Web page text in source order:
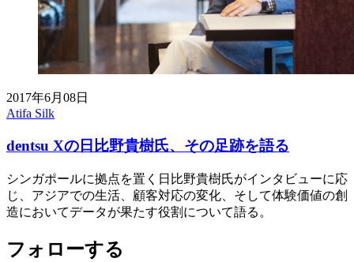
2017年6月08日
Atifa Silk
dentsu Xの日比野貴樹氏、その足跡を語る
シンガポールに拠点を置く日比野貴樹氏がインタビューに応
じ、アジアでの生活、顧客対応の変化、そして体験価値の創
造においてデータが果たす役割について語る。
フォローする